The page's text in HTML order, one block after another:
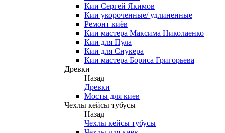
Кии Сергей Якимов
Кии укороченные/ удлиненные
Ремонт киёв
Кии мастера Максима Николаенко
Кии для Пула
Кии для Снукера
Кии мастера Бориса Григорьева
Древки
Назад
Древки
Мосты для киев
Чехлы кейсы тубусы
Назад
Чехлы кейсы тубусы